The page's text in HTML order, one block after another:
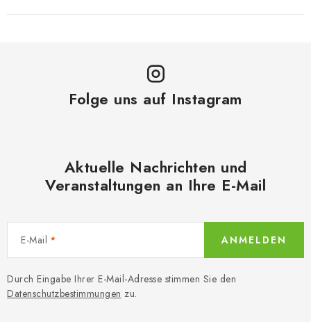
Folge uns auf Instagram
Aktuelle Nachrichten und
Veranstaltungen an Ihre E-Mail
E-Mail
Durch Eingabe Ihrer E-Mail-Adresse stimmen Sie den
Datenschutzbestimmungen zu.
ANMELDEN